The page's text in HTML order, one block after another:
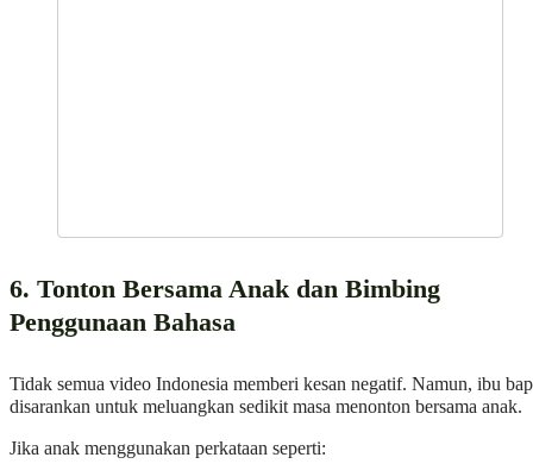
6. Tonton Bersama Anak dan Bimbing
Penggunaan Bahasa
Tidak semua video Indonesia memberi kesan negatif. Namun, ibu
disarankan untuk meluangkan sedikit masa menonton bersama anak.
Jika anak menggunakan perkataan seperti: